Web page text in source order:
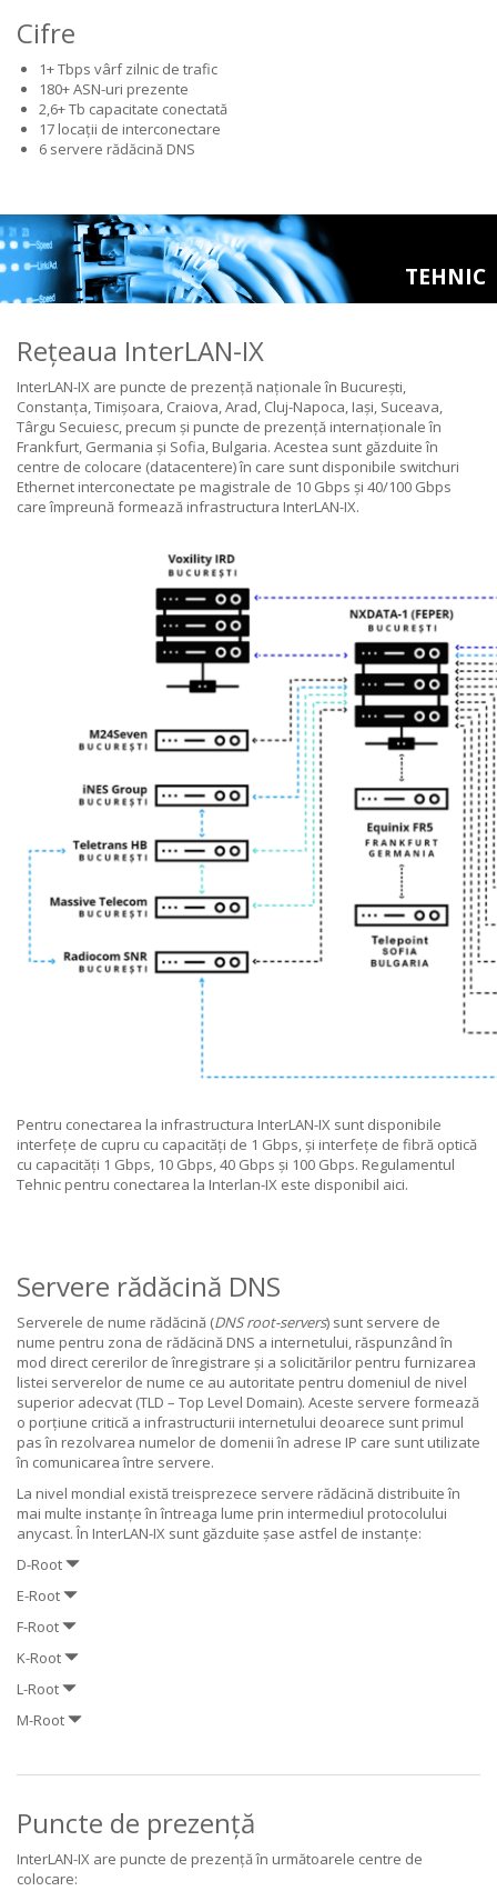
Cifre
1+ Tbps vârf zilnic de trafic
180+ ASN-uri prezente
2,6+ Tb capacitate conectată
17 locații de interconectare
6 servere rădăcină DNS
TEHNIC
Rețeaua InterLAN-IX
InterLAN-IX are puncte de prezență naționale în București,
Constanța, Timișoara, Craiova, Arad, Cluj-Napoca, Iași, Suceava,
Târgu Secuiesc, precum și puncte de prezență internaționale în
Frankfurt, Germania și Sofia, Bulgaria. Acestea sunt găzduite în
centre de colocare (datacentere) în care sunt disponibile switchuri
Ethernet interconectate pe magistrale de 10 Gbps și 40/100 Gbps
care împreună formează infrastructura InterLAN-IX.
Pentru conectarea la infrastructura InterLAN-IX sunt disponibile
interfețe de cupru cu capacități de 1 Gbps, și interfețe de fibră optică
cu capacități 1 Gbps, 10 Gbps, 40 Gbps și 100 Gbps. Regulamentul
Tehnic pentru conectarea la Interlan-IX este disponibil aici.
Servere rădăcină DNS
Serverele de nume rădăcină (DNS root-servers) sunt servere de
nume pentru zona de rădăcină DNS a internetului, răspunzând în
mod direct cererilor de înregistrare și a solicitărilor pentru furnizarea
listei serverelor de nume ce au autoritate pentru domeniul de nivel
superior adecvat (TLD – Top Level Domain). Aceste servere formează
o porțiune critică a infrastructurii internetului deoarece sunt primul
pas în rezolvarea numelor de domenii în adrese IP care sunt utilizate
în comunicarea între servere.
La nivel mondial există treisprezece servere rădăcină distribuite în
mai multe instanțe în întreaga lume prin intermediul protocolului
anycast. În InterLAN-IX sunt găzduite șase astfel de instanțe:
D-Root
E-Root
F-Root
K-Root
L-Root
M-Root
Puncte de prezență
InterLAN-IX are puncte de prezență în următoarele centre de
colocare: